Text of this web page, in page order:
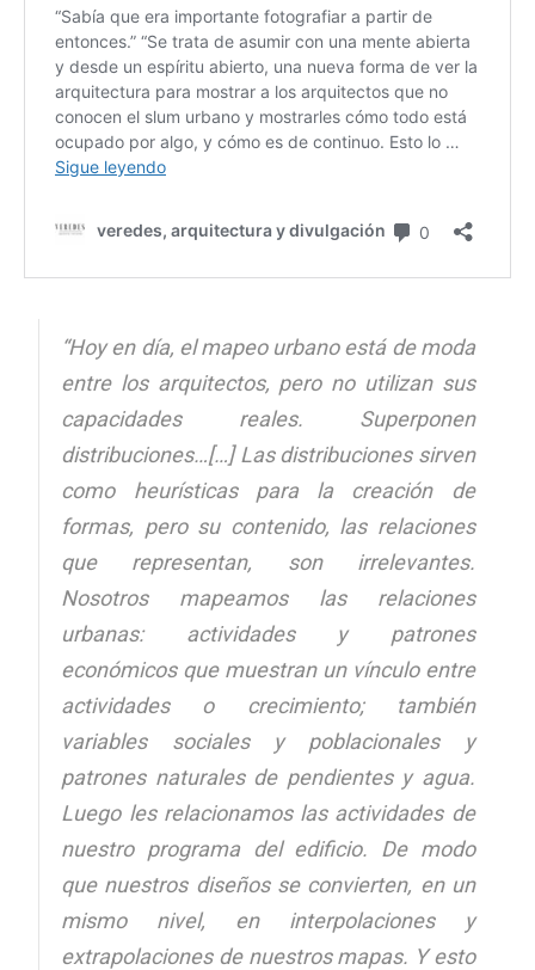
“Hoy en día, el mapeo urbano está de moda
entre los arquitectos, pero no utilizan sus
capacidades reales. Superponen
distribuciones…[…] Las distribuciones sirven
como heurísticas para la creación de
formas, pero su contenido, las relaciones
que representan, son irrelevantes.
Nosotros mapeamos las relaciones
urbanas: actividades y patrones
económicos que muestran un vínculo entre
actividades o crecimiento; también
variables sociales y poblacionales y
patrones naturales de pendientes y agua.
Luego les relacionamos las actividades de
nuestro programa del edificio. De modo
que nuestros diseños se convierten, en un
mismo nivel, en interpolaciones y
extrapolaciones de nuestros mapas. Y esto